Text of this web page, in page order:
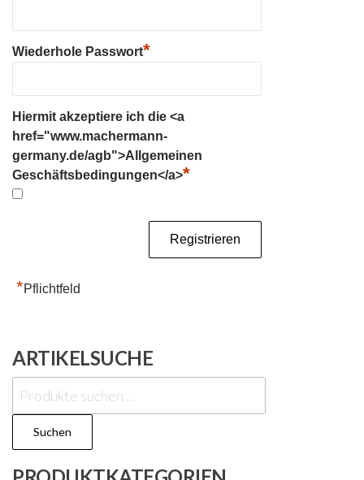
Wiederhole Passwort*
Hiermit akzeptiere ich die <a
href="www.machermann-
germany.de/agb">Allgemeinen
Geschäftsbedingungen</a>*
*Pflichtfeld
ARTIKELSUCHE
Suchen
nach:
Suchen